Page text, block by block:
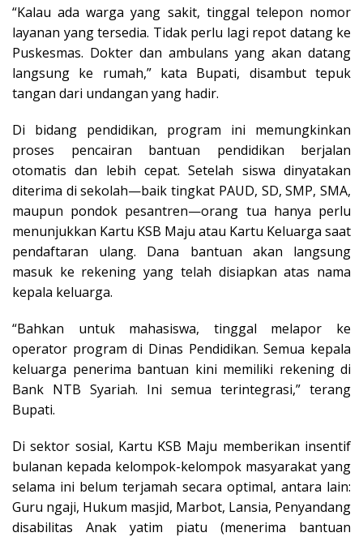
“Kalau ada warga yang sakit, tinggal telepon nomor
layanan yang tersedia. Tidak perlu lagi repot datang ke
Puskesmas. Dokter dan ambulans yang akan datang
langsung ke rumah,” kata Bupati, disambut tepuk
tangan dari undangan yang hadir.
Di bidang pendidikan, program ini memungkinkan
proses pencairan bantuan pendidikan berjalan
otomatis dan lebih cepat. Setelah siswa dinyatakan
diterima di sekolah—baik tingkat PAUD, SD, SMP, SMA,
maupun pondok pesantren—orang tua hanya perlu
menunjukkan Kartu KSB Maju atau Kartu Keluarga saat
pendaftaran ulang. Dana bantuan akan langsung
masuk ke rekening yang telah disiapkan atas nama
kepala keluarga.
“Bahkan untuk mahasiswa, tinggal melapor ke
operator program di Dinas Pendidikan. Semua kepala
keluarga penerima bantuan kini memiliki rekening di
Bank NTB Syariah. Ini semua terintegrasi,” terang
Bupati.
Di sektor sosial, Kartu KSB Maju memberikan insentif
bulanan kepada kelompok-kelompok masyarakat yang
selama ini belum terjamah secara optimal, antara lain:
Guru ngaji, Hukum masjid, Marbot, Lansia, Penyandang
disabilitas Anak yatim piatu (menerima bantuan